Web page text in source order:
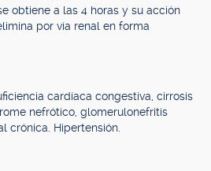
obtiene a las 4 horas y su acción
por vía renal en forma
cardíaca congestiva, cirrosis
nefrótico, glomerulonefritis
crónica. Hipertensión.